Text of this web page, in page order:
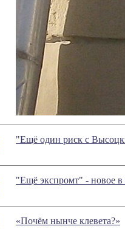
"Ещё один риск с
"Ещё экспромт" - новое
«Почём нынче клевета?»